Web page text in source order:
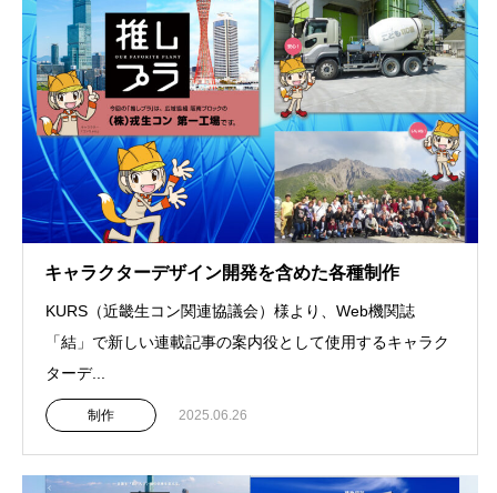
キャラクターデザイン開発を含めた各種制作
KURS（近畿生コン関連協議会）様より、Web機関誌
「結」で新しい連載記事の案内役として使用するキャラク
ターデ...
制作 2025.06.26